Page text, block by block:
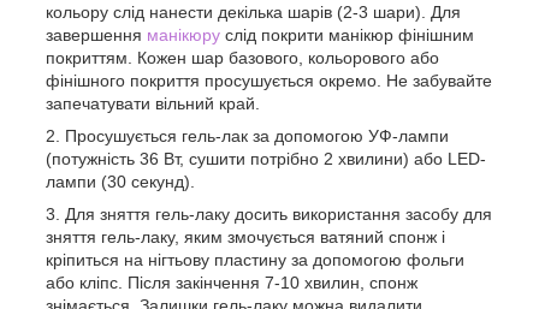
кольору слід нанести декілька шарів (2-3 шари). Для
завершення манікюру слід покрити манікюр фінішним
покриттям. Кожен шар базового, кольорового або
фінішного покриття просушується окремо. Не забувайте
запечатувати вільний край.
Просушується гель-лак за допомогою УФ-лампи
(потужність 36 Вт, сушити потрібно 2 хвилини) або LED-
лампи (30 секунд).
Для зняття гель-лаку досить використання засобу для
зняття гель-лаку, яким змочується ватяний спонж і
кріпиться на нігтьову пластину за допомогою фольги
або кліпс. Після закінчення 7-10 хвилин, спонж
знімається. Залишки гель-лаку можна видалити